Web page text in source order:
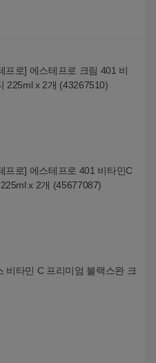
프로] 에스테프로 크림 401 비
225ml x 2개 (43267510)
프로] 에스테프로 401 비타민C
x 2개 (45677087)
비타민 C 프리미엄 블랙스완 크